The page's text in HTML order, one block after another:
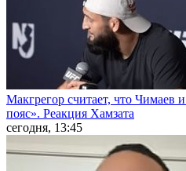
Макгрегор считает, что Чимаев
пояс». Реакция Хамзата
сегодня, 13:45